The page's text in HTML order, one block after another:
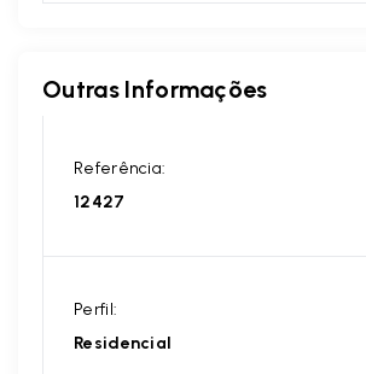
Outras Informações
Referência:
12427
Perfil:
Residencial